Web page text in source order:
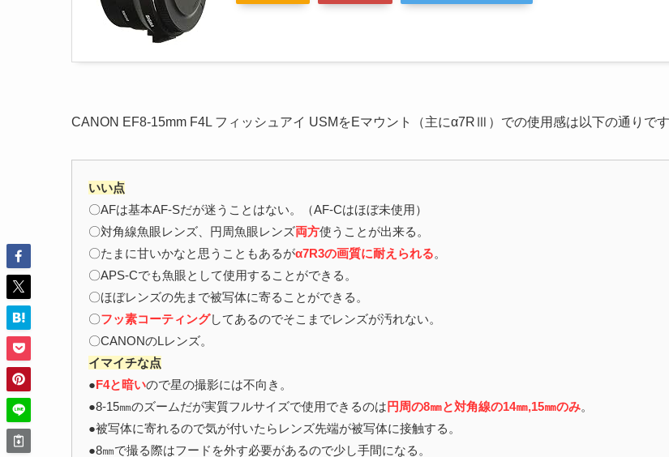
CANON EF8-15mm F4L フィッシュアイ USMをEマウント（主にα7RⅢ）での使用感は以下の通りです
いい点
〇AFは基本AF-Sだが迷うことはない。（AF-Cはほぼ未使用）
〇対角線魚眼レンズ、円周魚眼レンズ両方使うことが出来る。
〇たまに甘いかなと思うこともあるがα7R3の画質に耐えられる。
〇APS-Cでも魚眼として使用することができる。
〇ほぼレンズの先まで被写体に寄ることができる。
〇フッ素コーティングしてあるのでそこまでレンズが汚れない。
〇CANONのLレンズ。
イマイチな点
●F4と暗いので星の撮影には不向き。
●8-15㎜のズームだが実質フルサイズで使用できるのは 円周の8㎜と対角線の14㎜,15㎜のみ。
●被写体に寄れるので気が付いたらレンズ先端が被写体に接触する。
●8㎜で撮る際はフードを外す必要があるので少し手間になる。